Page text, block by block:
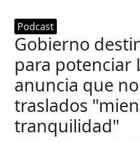
Podcast
Gobierno
para potenciar
anuncia que
traslados
tranquilidad"